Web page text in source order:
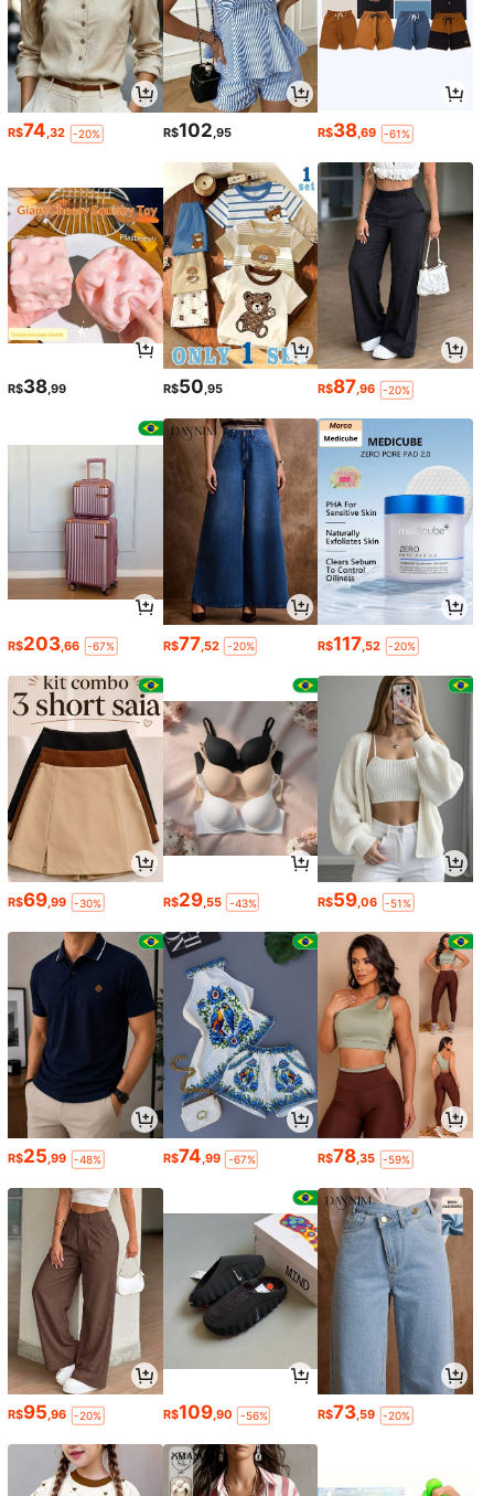
R$74,32 -20% R$102,95 R$38,69 -61%
R$38,99 R$50,95 R$87,96 -20%
R$203 ,66 -67% R$77 ,52 -20% R$117 ,52 -20%
R$69 ,99 -30% R$29,55 -43% R$59 ,06 -51%
R$25,99 -48% R$74,99 -67% R$78,35 -59%
R$95,96 -20% R$109,90 -56% R$73,59 -20%